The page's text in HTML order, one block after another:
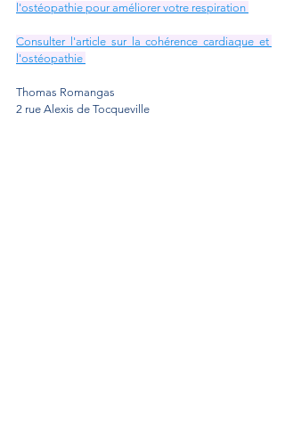
l'ostéopathie pour améliorer votre respiration
Consulter l'article sur la cohérence cardiaque et
l'ostéopathie
Thomas Romangas
2 rue Alexis de Tocqueville